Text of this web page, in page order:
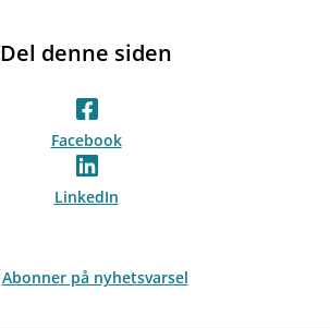
Del denne siden
Facebook
LinkedIn
Abonner på nyhetsvarsel